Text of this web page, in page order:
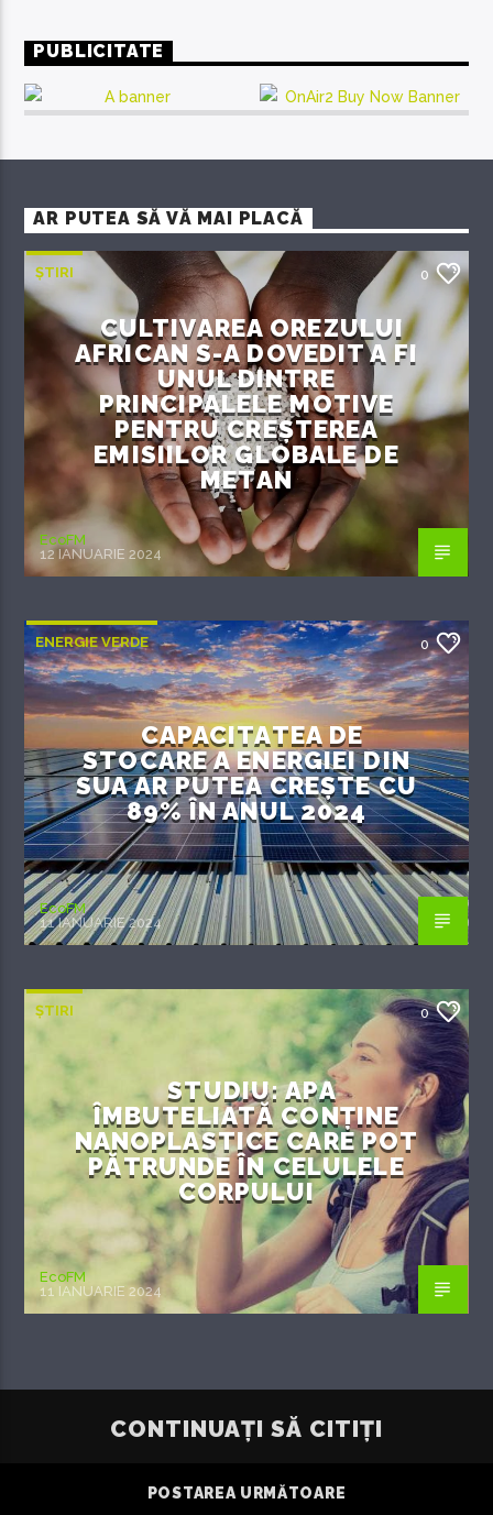
PUBLICITATE
AR PUTEA SĂ VĂ MAI PLACĂ
ȘTIRI 0
CULTIVAREA OREZULUI
AFRICAN S-A DOVEDIT A FI
UNUL DINTRE
PRINCIPALELE MOTIVE
PENTRU CREȘTEREA
EMISIILOR GLOBALE DE
METAN
EcoFM
12 IANUARIE 2024
ENERGIE VERDE 0
CAPACITATEA DE
STOCARE A ENERGIEI DIN
SUA AR PUTEA CREȘTE CU
89% ÎN ANUL 2024
EcoFM
11 IANUARIE 2024
ȘTIRI 0
STUDIU: APA
ÎMBUTELIATĂ CONȚINE
NANOPLASTICE CARE POT
PĂTRUNDE ÎN CELULELE
CORPULUI
EcoFM
11 IANUARIE 2024
CONTINUAȚI SĂ CITIȚI
POSTAREA URMĂTOARE